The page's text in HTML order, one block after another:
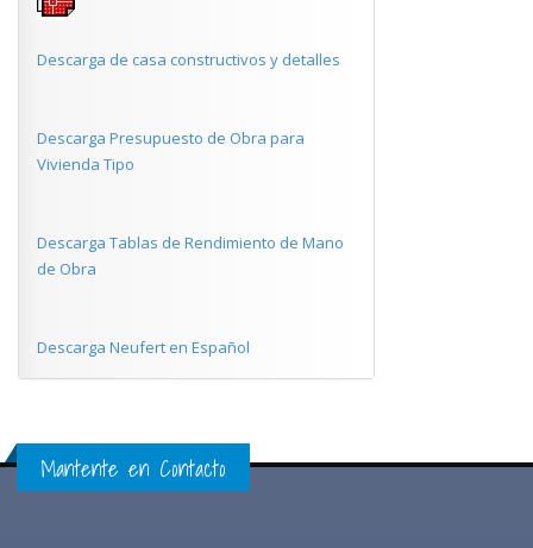
Descarga de casa constructivos y detalles
Descarga Presupuesto de Obra para
Vivienda Tipo
Descarga Tablas de Rendimiento de Mano
de Obra
Descarga Neufert en Español
Mantente en Contacto